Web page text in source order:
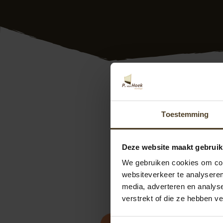
Toestemming
Deze website maakt
We gebruiken cookies om
websiteverkeer te
media, adverteren en
verstrekt of die ze hebben
Wilt u weten wat
langs in onze
ons contact op.
kunt u direct een
Binnen 2